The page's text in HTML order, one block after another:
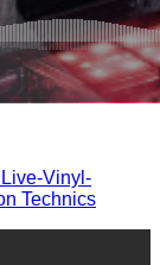
Vinyl-
Technics